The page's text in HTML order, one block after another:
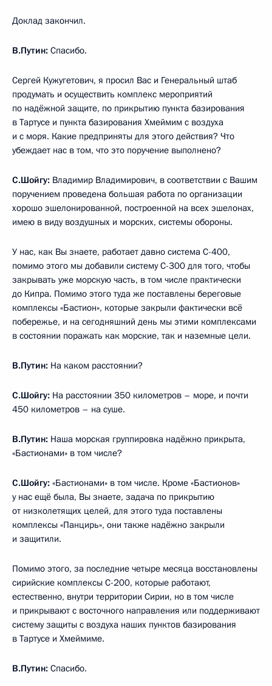
Доклад закончил.
В.Путин: Спасибо.
Сергей Кужугетович, я просил Вас и Генеральный штаб
продумать и осуществить комплекс мероприятий
по надёжной защите, по прикрытию пункта базирования
в Тартусе и пункта базирования Хмеймим с воздуха
и с моря. Какие предприняты для этого действия? Что
убеждает нас в том, что это поручение выполнено?
С.Шойгу: Владимир Владимирович, в соответствии с Вашим
поручением проведена большая работа по организации
хорошо эшелонированной, построенной на всех эшелонах,
имею в виду воздушных и морских, системы обороны.
У нас, как Вы знаете, работает давно система С-400,
помимо этого мы добавили систему С-300 для того, чтобы
закрывать уже морскую часть, в том числе практически
до Кипра. Помимо этого туда же поставлены береговые
комплексы «Бастион», которые закрыли фактически всё
побережье, и на сегодняшний день мы этими комплексами
в состоянии поражать как морские, так и наземные цели.
В.Путин: На каком расстоянии?
С.Шойгу: На расстоянии 350 километров – море, и почти
450 километров – на суше.
В.Путин: Наша морская группировка надёжно прикрыта,
«Бастионами» в том числе?
С.Шойгу: «Бастионами» в том числе. Кроме «Бастионов»
у нас ещё была, Вы знаете, задача по прикрытию
от низколетящих целей, для этого туда поставлены
комплексы «Панцирь», они также надёжно закрыли
и защитили.
Помимо этого, за последние четыре месяца восстановлены
сирийские комплексы С-200, которые работают,
естественно, внутри территории Сирии, но в том числе
и прикрывают с восточного направления или поддерживают
систему защиты с воздуха наших пунктов базирования
в Тартусе и Хмеймиме.
В.Путин: Спасибо.